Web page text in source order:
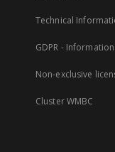
Technical
GDPR -
Non-exclusive
Cluster WMBC